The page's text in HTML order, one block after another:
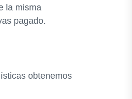
la misma
pagado.
obtenemos